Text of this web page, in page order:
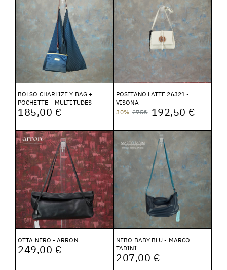
BOLSO CHARLIZE Y BAG +
POCHETTE – MULTITUDES
185,00 €
POSITANO LATTE 26321 -
VISONA'
30% 275€ 192,50 €
OTTA NERO - ARRON
249,00 €
NEBO BABY BLU - MARCO
TADINI
207,00 €